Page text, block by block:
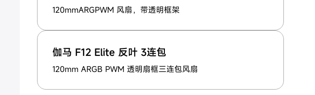
120mmARGPWM 风扇，带透明框架
伽马 F12 Elite 反叶 3连包
120mm ARGB PWM 透明扇框三连包风扇